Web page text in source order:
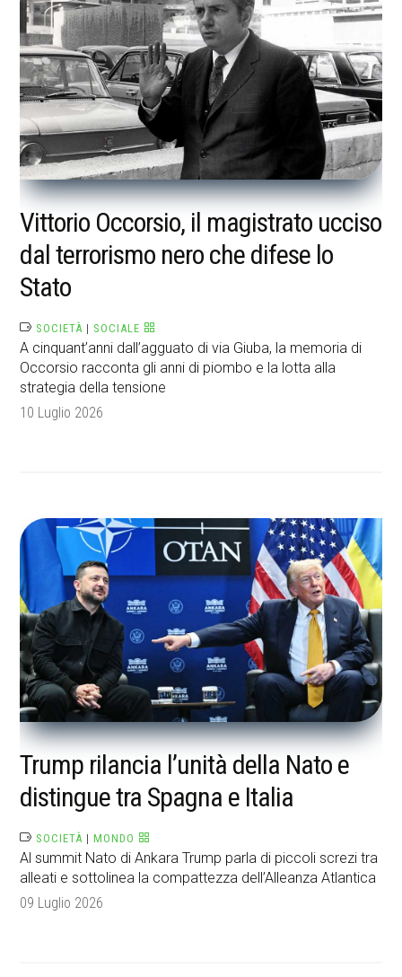
Vittorio Occorsio, il magistrato ucciso
dal terrorismo nero che difese lo
Stato
SOCIETÀ | SOCIALE
A cinquant’anni dall’agguato di via Giuba, la memoria di
Occorsio racconta gli anni di piombo e la lotta alla
strategia della tensione
10 Luglio 2026
Trump rilancia l’unità della Nato e
distingue tra Spagna e Italia
SOCIETÀ |MONDO
Al summit Nato di Ankara Trump parla di piccoli screzi tra
alleati e sottolinea la compattezza dell’Alleanza Atlantica
09 Luglio 2026